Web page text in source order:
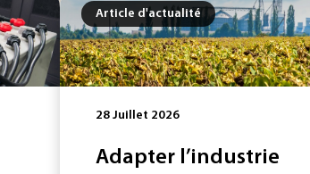
Article d'actualité
28 Juillet 2026
Adapter l’industrie